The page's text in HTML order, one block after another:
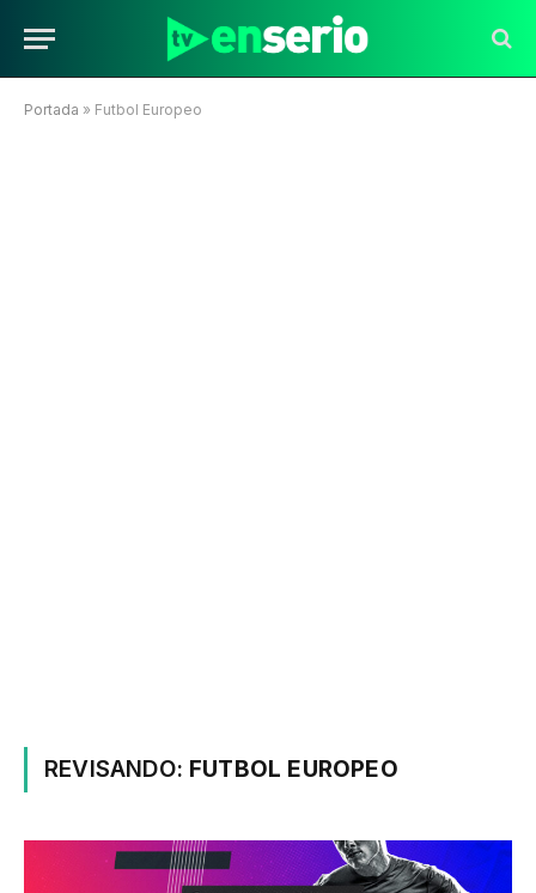
Portada » Futbol Europeo
REVISANDO: FUTBOL EUROPEO